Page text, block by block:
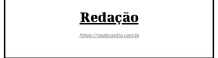
Redação
https://vozbrasilia.com.br